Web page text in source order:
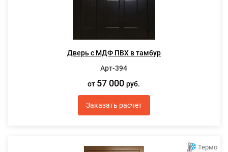
Дверь с МДФ ПВХ в тамбур
Арт-394
от 57 000руб.
Заказать расчет
Термо